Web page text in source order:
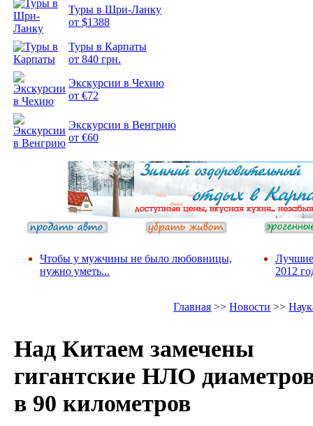
Туры в Шри-Ланку
от $1388
Туры в Карпаты
от 840 грн.
Экскурсии в Чехию
от €72
Экскурсии в Венгрию
от €60
Чтобы у мужчины не было любовницы,
нужно уметь...
Лучшие
2012
Главная >>Новости >>
Над Китаем замечены
гигантские НЛО
в 90 километров